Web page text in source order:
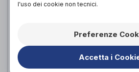
INALATORE VAPINAL
l'uso dei cookie non tecnici.
Preferenze
Accetta i